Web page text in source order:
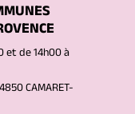
et de 14h00 à
CAMARET-